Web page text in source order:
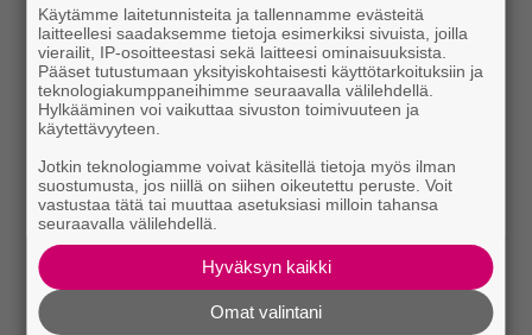
Käytämme laitetunnisteita ja tallennamme evästeitä
laitteellesi saadaksemme tietoja esimerkiksi sivuista, joilla
vierailit, IP-osoitteestasi sekä laitteesi ominaisuuksista.
Pääset tutustumaan yksityiskohtaisesti käyttötarkoituksiin ja
teknologiakumppaneihimme seuraavalla välilehdellä.
Hylkääminen voi vaikuttaa sivuston toimivuuteen ja
käytettävyyteen.
Jotkin teknologiamme voivat käsitellä tietoja myös ilman
suostumusta, jos niillä on siihen oikeutettu peruste. Voit
vastustaa tätä tai muuttaa asetuksiasi milloin tahansa
seuraavalla välilehdellä.
Hyväksyn kaikki
Omat valintani